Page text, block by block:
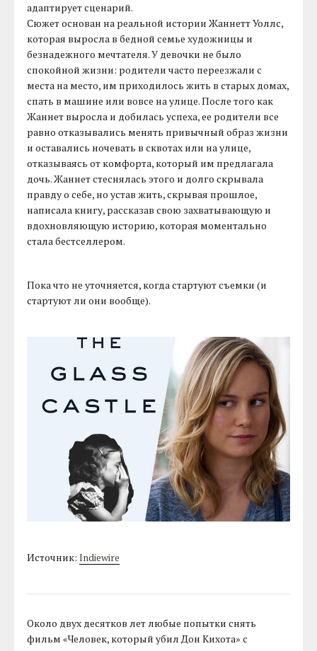
адаптирует сценарий.
Сюжет основан на реальной истории Жаннетт Уоллс,
которая выросла в бедной семье художницы и
безнадежного мечтателя. У девочки не было
спокойной жизни: родители часто переезжали с
места на место, им приходилось жить в старых домах,
спать в машине или вовсе на улице. После того как
Жаннет выросла и добилась успеха, ее родители все
равно отказывались менять привычный образ жизни
и оставались ночевать в сквотах или на улице,
отказываясь от комфорта, который им предлагала
дочь. Жаннет стеснялась этого и долго скрывала
правду о себе, но устав жить, скрывая прошлое,
написала книгу, рассказав свою захватывающую и
вдохновляющую историю, которая моментально
стала бестселлером.
Пока что не уточняется, когда стартуют съемки (и
стартуют ли они вообще).
Источник:Indiewire
Около двух десятков лет любые попытки снять
фильм «Человек, который убил Дон Кихота» с